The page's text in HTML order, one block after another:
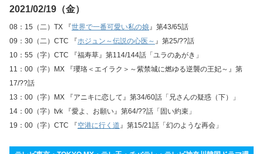
2021/02/19（金）
08：15（二）TX 『世界で一番可愛い私の娘』第43/65話
09：30（二）CTC 『ホジュン～伝説の心医～ 』第25/??話
10：55（字）CTC 『福寿草』第114/144話「ユラのあがき」
11：00（字）MX 『瓔珞＜エイラク＞～紫禁城に燃ゆる逆襲の王妃～』第
17/??話
13：00（字）MX 『アニキに恋して』第34/60話「兄さんの疑惑（下）」
14：00（字）tvk 『愛よ、お願い』第64/??話「固い約束」
19：00（字）CTC 『空港に行く道』第15/21話「幻のような再会」